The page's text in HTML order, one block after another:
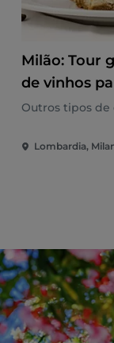
Milão: Tour
de vinhos
grupos
Outros tipos de
Lombardia,